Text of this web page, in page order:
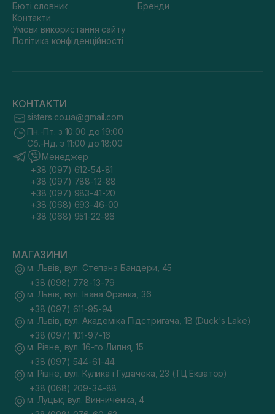
Бюті словник
Контакти
Умови використання сайту
Політика конфіденційності
Бренди
КОНТАКТИ
sisters.co.ua@gmail.com
Пн.-Пт. з 10:00 до 19:00
Сб.-Нд. з 11:00 до 18:00
Менеджер
+38 (097) 612-54-81
+38 (097) 788-12-88
+38 (097) 983-41-20
+38 (068) 693-46-00
+38 (068) 951-22-86
МАГАЗИНИ
м. Львів, вул. Степана Бандери, 45
+38 (098) 778-13-79
м. Львів, вул. Івана Франка, 36
+38 (097) 611-95-94
м. Львів, вул. Академіка Підстригача, 1В (Duck's Lake)
+38 (097) 101-97-16
м. Рівне, вул. 16-го Липня, 15
+38 (097) 544-61-44
м. Рівне, вул. Кулика і Гудачека, 23 (ТЦ Екватор)
+38 (068) 209-34-88
м. Луцьк, вул. Винниченка, 4